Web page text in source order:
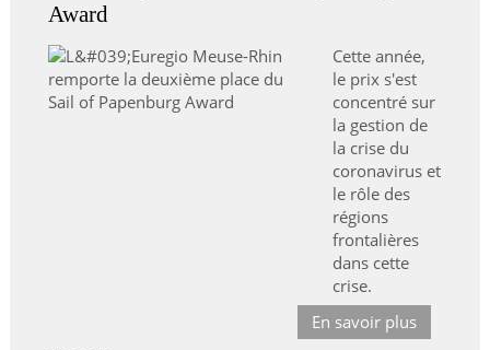
Award
Cette année,
le prix s'est
concentré sur
la gestion de
la crise du
coronavirus et
le rôle des
régions
frontalières
dans cette
crise.
En savoir plus